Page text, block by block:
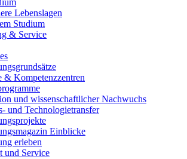
Lebenslagen
Studium
& Service
& Kompetenzzentren
und wissenschaftlicher Nachwuchs
und Technologietransfer
Einblicke
erleben
und Service